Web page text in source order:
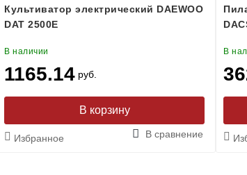
Культиватор электрический DAEWOO
DAT 2500E
В наличии
1165.14 руб.
Избранное В сравнение
В